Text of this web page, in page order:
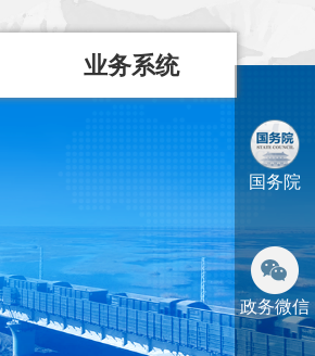
业务系统
国务院
政务微信